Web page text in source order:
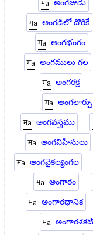
అంగజుడు
అంగడిలో దొరికే
అంగభంగం
అంగములు గల
అంగరక్ష
అంగలార్పు
అంగవస్త్రము
అంగవిహీనులు
అంగవైకల్యంగల
అంగారం
అంగారధానిక
అంగారశకటి